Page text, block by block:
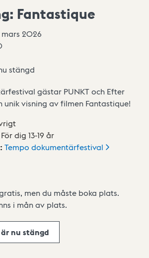
Fantastique
2026
stängd
gästar PUNKT och Efter
unik visning av filmen Fantastique!
För dig 13-19 år
: Tempo dokumentärfestival
men du måste boka plats.
i mån av plats.
nu stängd